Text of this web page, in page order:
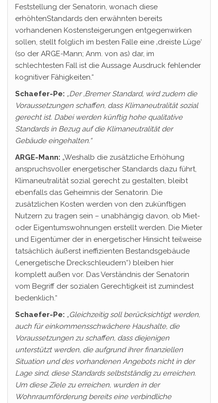
Feststellung der Senatorin, wonach diese
erhöhtenStandards den erwähnten bereits
vorhandenen Kostensteigerungen entgegenwirken
sollen, stellt folglich im besten Falle eine ‚dreiste Lüge‘
(so der ARGE-Mann; Anm. von as) dar, im
schlechtesten Fall ist die Aussage Ausdruck fehlender
kognitiver Fähigkeiten.“
Schaefer-Pe: „Der ‚BremerStandard‚ wird zudem die
Voraussetzungen schaffen, dass Klimaneutralität sozial
gerecht ist. Dabei werden künftig hohe qualitative
Standards in Bezug auf die Klimaneutralität der
Gebäude eingehalten.“
ARGE-Mann: „Weshalb die zusätzliche Erhöhung
anspruchsvoller energetischer Standards dazu führt,
Klimaneutralität sozial gerecht zu gestalten, bleibt
ebenfalls das Geheimnis der Senatorin. Die
zusätzlichen Kosten werden von den zukünftigen
Nutzern zu tragen sein – unabhängig davon, ob Miet-
oder Eigentumswohnungen erstellt werden. Die Mieter
und Eigentümer der in energetischer Hinsicht teilweise
tatsächlich äußerst ineffizienten Bestandsgebäude
(„energetische Dreckschleudern“) bleiben hier
komplett außen vor. Das Verständnis der Senatorin
vom Begriff der sozialen Gerechtigkeit ist zumindest
bedenklich.“
Schaefer-Pe: „Gleichzeitig soll berücksichtigt werden,
auch füreinkommensschwächereHaushalte, die
Voraussetzungen zu schaffen, dass diejenigen
unterstützt werden, die aufgrund ihrer finanziellen
Situation und des vorhandenen Angebots nicht in der
Lage sind, diese Standards selbstständig zu erreichen.
Um diese Ziele zu erreichen, wurden in der
Wohnraumförderungbereits eine verbindliche